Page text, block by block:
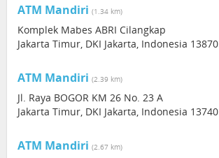
ATM Mandiri (1.34 km)
Komplek Mabes ABRI Cilangkap
Jakarta Timur, DKI Jakarta, Indonesia 13870
ATM Mandiri (2.39 km)
Jl. Raya BOGOR KM 26 No. 23 A
Jakarta Timur, DKI Jakarta, Indonesia 13740
ATM Mandiri (2.67 km)